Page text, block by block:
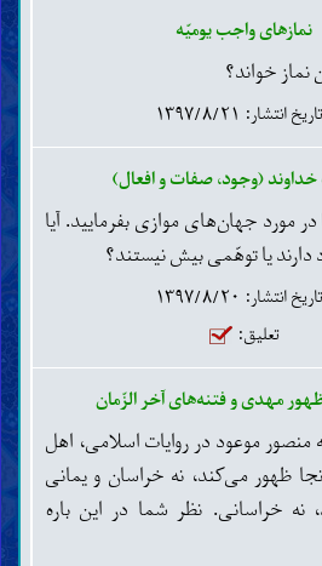
و یائسگی
نمازهای واجب یومیّه
نماز خواند؟
تاریخ انتشار: ۱۳۹۷/۸/۲۱
(وجود، صفات و افعال)
در مورد جهان‌های موازی بفرمایید. آیا
یا توهّمی بیش نیستند؟
تاریخ انتشار: ۱۳۹۷/۸/۲۰
تعلیق:
مهدی و فتنه‌های آخر الزّمان
موعود در روایات اسلامی، اهل
ظهور می‌کند، نه خراسان و یمانی
خراسانی. نظر شما در این باره